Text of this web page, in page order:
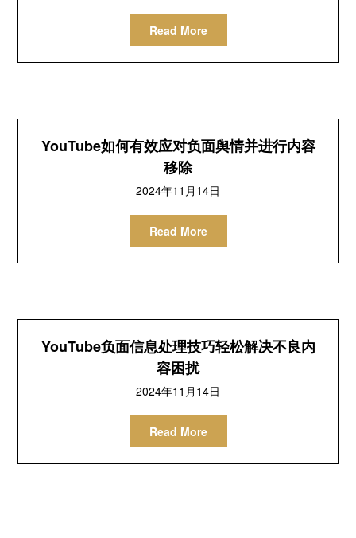
Read More
YouTube如何有效应对负面舆情并进行内容
移除
2024年11月14日
Read More
YouTube负面信息处理技巧轻松解决不良内
容困扰
2024年11月14日
Read More